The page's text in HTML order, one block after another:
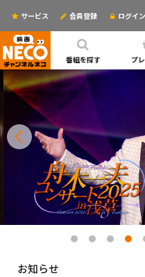
番組を探す プ
サービス 会員登録 ログイン
ログイン
お知らせ